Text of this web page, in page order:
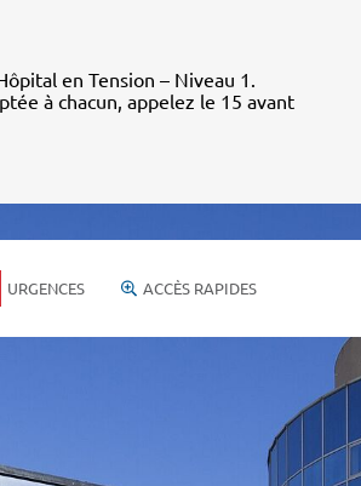
en Tension – Niveau 1.
à chacun, appelez le 15 avant
URGENCES ACCÈS RAPIDES